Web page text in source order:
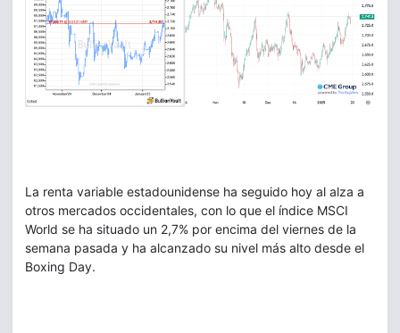
La renta variable estadounidense ha seguido hoy al alza a
otros mercados occidentales, con lo que el índice MSCI
World se ha situado un 2,7% por encima del viernes de la
semana pasada y ha alcanzado su nivel más alto desde el
Boxing Day.